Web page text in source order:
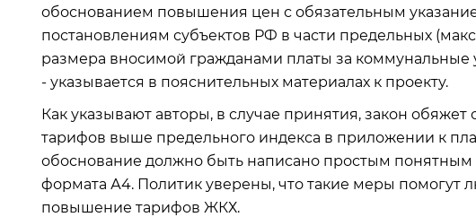
обоснованием повышения цен с обязательным
постановлениям субъектов РФ в части предельных
размера вносимой гражданами платы за коммунальные
- указывается в пояснительных материалах к проекту.
Как указывают авторы, в случае принятия, закон
тарифов выше предельного индекса в приложении к
обоснование должно быть написано простым понятным
формата А4. Политик уверены, что такие меры помогут
повышение тарифов ЖКХ.